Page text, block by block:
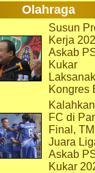
Olahraga
Susun
Kerja
Askab
Kukar
Kongres
FC di
Final,
Juara
Askab
Kukar